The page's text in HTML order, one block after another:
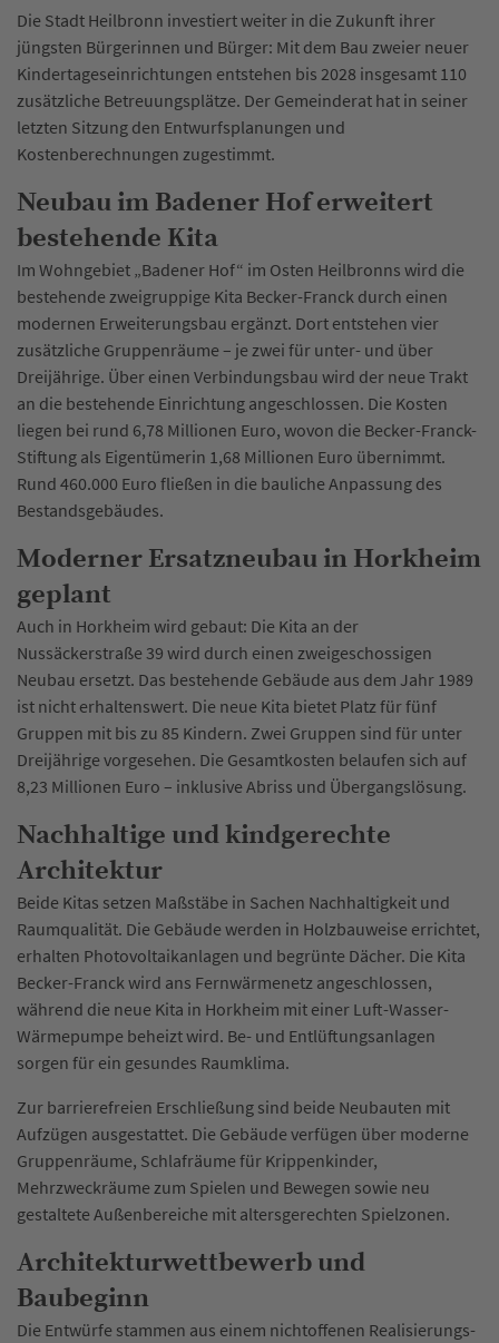
Lemke in Horkheim. Architektur und Visualisierung: MGF
Architekten GmbH, Stuttgart.
Die Stadt Heilbronn investiert weiter in die Zukunft ihrer
jüngsten Bürgerinnen und Bürger: Mit dem Bau zweier neuer
Kindertageseinrichtungen entstehen bis 2028 insgesamt 110
zusätzliche Betreuungsplätze. Der Gemeinderat hat in seiner
letzten Sitzung den Entwurfsplanungen und
Kostenberechnungen zugestimmt.
Neubau im Badener Hof erweitert
bestehende Kita
Im Wohngebiet „Badener Hof“ im Osten Heilbronns wird die
bestehende zweigruppige Kita Becker-Franck durch einen
modernen Erweiterungsbau ergänzt. Dort entstehen vier
zusätzliche Gruppenräume – je zwei für unter- und über
Dreijährige. Über einen Verbindungsbau wird der neue Trakt
an die bestehende Einrichtung angeschlossen. Die Kosten
liegen bei rund 6,78 Millionen Euro, wovon die Becker-Franck-
Stiftung als Eigentümerin 1,68 Millionen Euro übernimmt.
Rund 460.000 Euro fließen in die bauliche Anpassung des
Bestandsgebäudes.
Moderner Ersatzneubau in Horkheim
geplant
Auch in Horkheim wird gebaut: Die Kita an der
Nussäckerstraße 39 wird durch einen zweigeschossigen
Neubau ersetzt. Das bestehende Gebäude aus dem Jahr 1989
ist nicht erhaltenswert. Die neue Kita bietet Platz für fünf
Gruppen mit bis zu 85 Kindern. Zwei Gruppen sind für unter
Dreijährige vorgesehen. Die Gesamtkosten belaufen sich auf
8,23 Millionen Euro – inklusive Abriss und Übergangslösung.
Nachhaltige und kindgerechte
Architektur
Beide Kitas setzen Maßstäbe in Sachen Nachhaltigkeit und
Raumqualität. Die Gebäude werden in Holzbauweise errichtet,
erhalten Photovoltaikanlagen und begrünte Dächer. Die Kita
Becker-Franck wird ans Fernwärmenetz angeschlossen,
während die neue Kita in Horkheim mit einer Luft-Wasser-
Wärmepumpe beheizt wird. Be- und Entlüftungsanlagen
sorgen für ein gesundes Raumklima.
Zur barrierefreien Erschließung sind beide Neubauten mit
Aufzügen ausgestattet. Die Gebäude verfügen über moderne
Gruppenräume, Schlafräume für Krippenkinder,
Mehrzweckräume zum Spielen und Bewegen sowie neu
gestaltete Außenbereiche mit altersgerechten Spielzonen.
Architekturwettbewerb und
Baubeginn
Die Entwürfe stammen aus einem nichtoffenen Realisierungs-